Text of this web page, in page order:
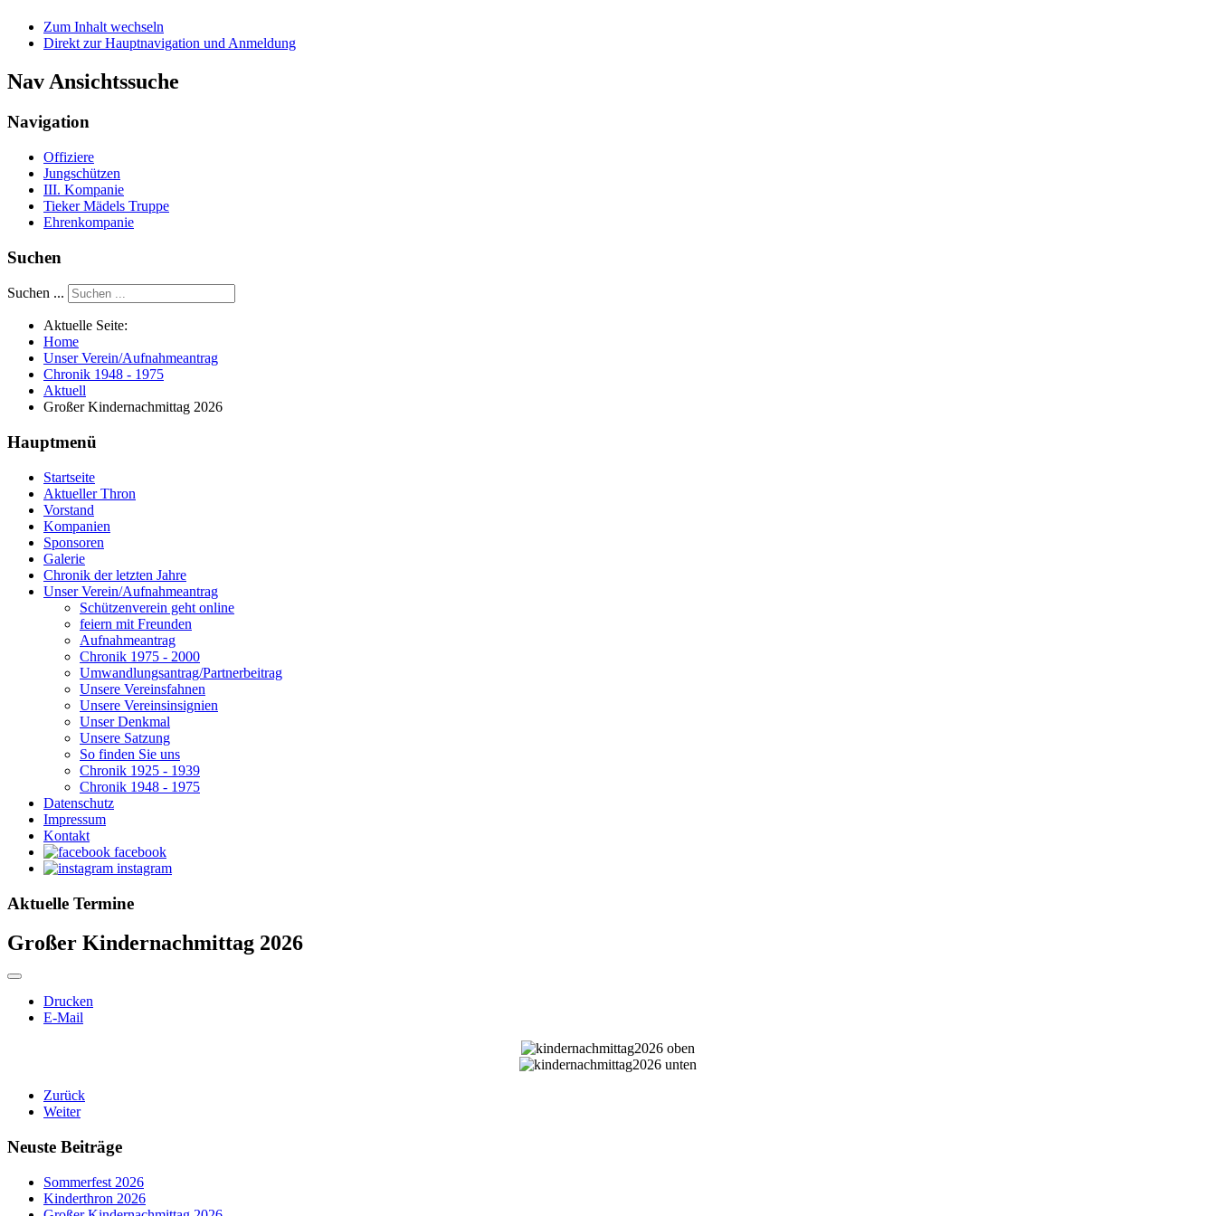
Zum Inhalt wechseln
Direkt zur Hauptnavigation und Anmeldung
Nav Ansichtssuche
Navigation
Offiziere
Jungschützen
III. Kompanie
Tieker Mädels Truppe
Ehrenkompanie
Suchen
Suchen ...
Aktuelle Seite:
Home
Unser Verein/Aufnahmeantrag
Chronik 1948 - 1975
Aktuell
Großer Kindernachmittag 2026
Hauptmenü
Startseite
Aktueller Thron
Vorstand
Kompanien
Sponsoren
Galerie
Chronik der letzten Jahre
Unser Verein/Aufnahmeantrag
Schützenverein geht online
feiern mit Freunden
Aufnahmeantrag
Chronik 1975 - 2000
Umwandlungsantrag/Partnerbeitrag
Unsere Vereinsfahnen
Unsere Vereinsinsignien
Unser Denkmal
Unsere Satzung
So finden Sie uns
Chronik 1925 - 1939
Chronik 1948 - 1975
Datenschutz
Impressum
Kontakt
facebook
instagram
Aktuelle Termine
Großer Kindernachmittag 2026
Drucken
E-Mail
Zurück
Weiter
Neuste Beiträge
Sommerfest 2026
Kinderthron 2026